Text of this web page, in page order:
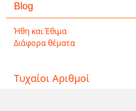
Blog
Ήθη και Έθιμα
Διάφορα θέματα
Τυχαίοι Αριθμοί